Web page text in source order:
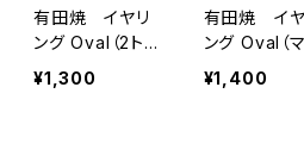
有田焼 イヤリ
ング Oval（2ト
ーン）1
¥1,300
有田焼 イヤ
ング Oval（マー
ブル）1
¥1,400